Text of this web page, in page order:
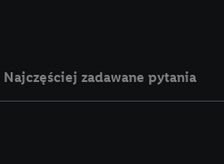
Najczęściej zadawane pytania
użyciu adresu IP i
zostanie